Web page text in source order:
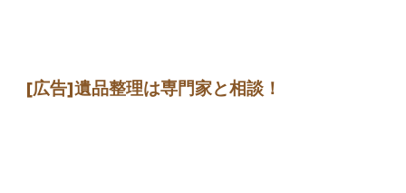
[広告]遺品整理は専門家と相談！